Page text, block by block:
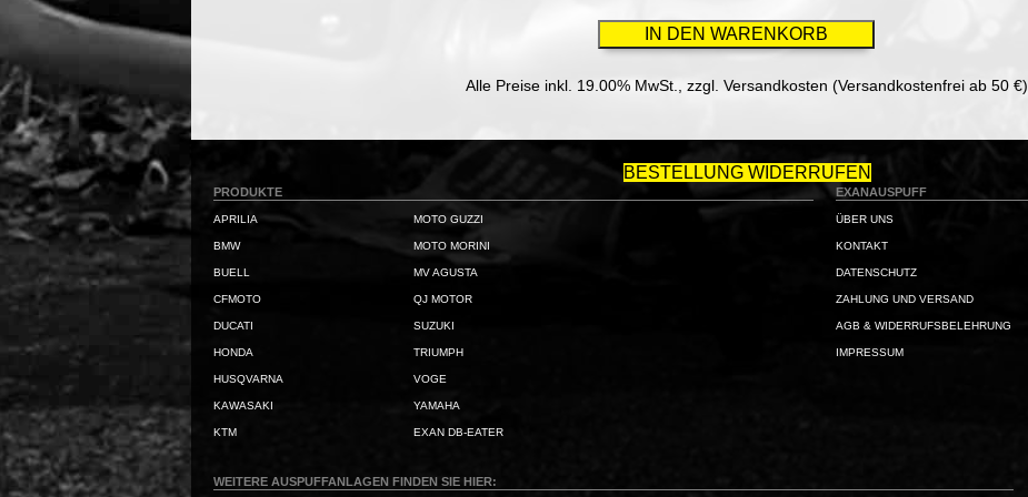
Alle Preise inkl. 19.00% MwSt., zzgl. Versandkosten (Versandkostenfrei ab 50 €)
BESTELLUNG WIDERRUFEN
PRODUKTE
APRILIA
BMW
BUELL
CFMOTO
DUCATI
HONDA
HUSQVARNA
KAWASAKI
KTM
MOTO GUZZI
MOTO MORINI
MV AGUSTA
QJ MOTOR
SUZUKI
TRIUMPH
VOGE
YAMAHA
EXAN DB-EATER
EXANAUSPUFF
ÜBER UNS
KONTAKT
DATENSCHUTZ
ZAHLUNG UND VERSAND
AGB & WIDERRUFSBELEHRUNG
IMPRESSUM
WEITERE AUSPUFFANLAGEN FINDEN SIE HIER: